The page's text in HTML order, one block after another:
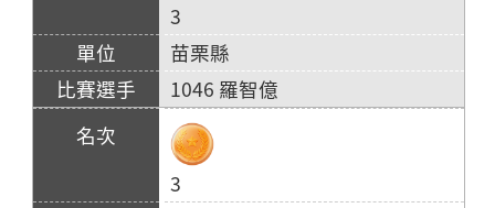
3
苗栗縣
1046 羅智億
3